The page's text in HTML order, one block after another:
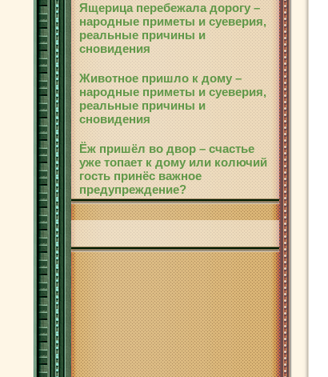
Ящерица перебежала дорогу –
народные приметы и суеверия,
реальные причины и
сновидения
Животное пришло к дому –
народные приметы и суеверия,
реальные причины и
сновидения
Ёж пришёл во двор – счастье
уже топает к дому или колючий
гость принёс важное
предупреждение?